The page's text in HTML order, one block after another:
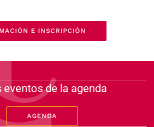
E INSCRIPCIÓN
de la agenda
AGENDA